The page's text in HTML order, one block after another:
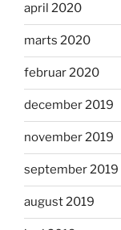
april 2020
marts 2020
februar 2020
december 2019
november 2019
september 2019
august 2019